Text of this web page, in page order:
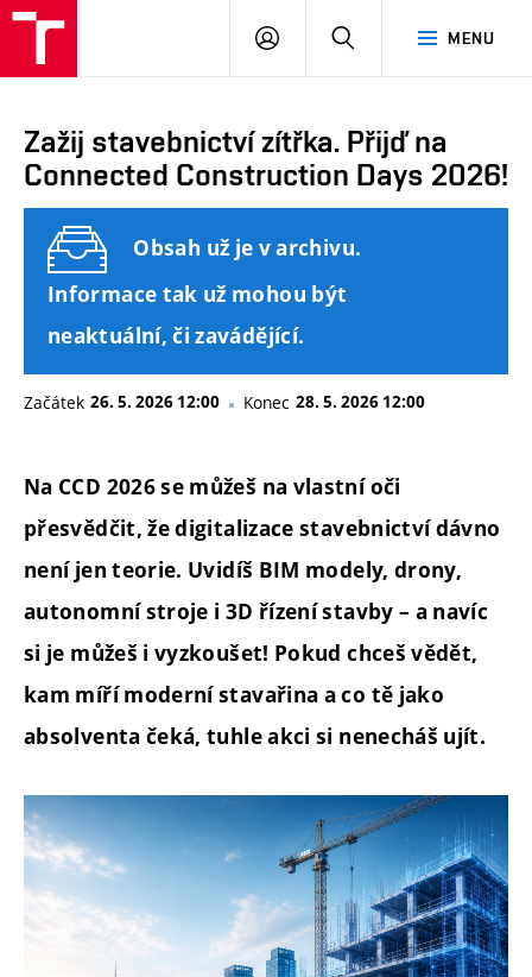
Brno
MENU
PŘIHLÁSIT
Zažij stavebnictví zítřka. Přijď na
Connected Construction Days 2026!
Obsah už je v archivu.
Informace tak už mohou být
neaktuální, či zavádějící.
Začátek 26. 5. 2026 12:00 Konec 28. 5. 2026 12:00
Na CCD 2026 se můžeš na vlastní oči
přesvědčit, že digitalizace stavebnictví dávno
není jen teorie. Uvidíš BIM modely, drony,
autonomní stroje i 3D řízení stavby – a navíc
si je můžeš i vyzkoušet! Pokud chceš vědět,
kam míří moderní stavařina a co tě jako
absolventa čeká, tuhle akci si nenecháš ujít.